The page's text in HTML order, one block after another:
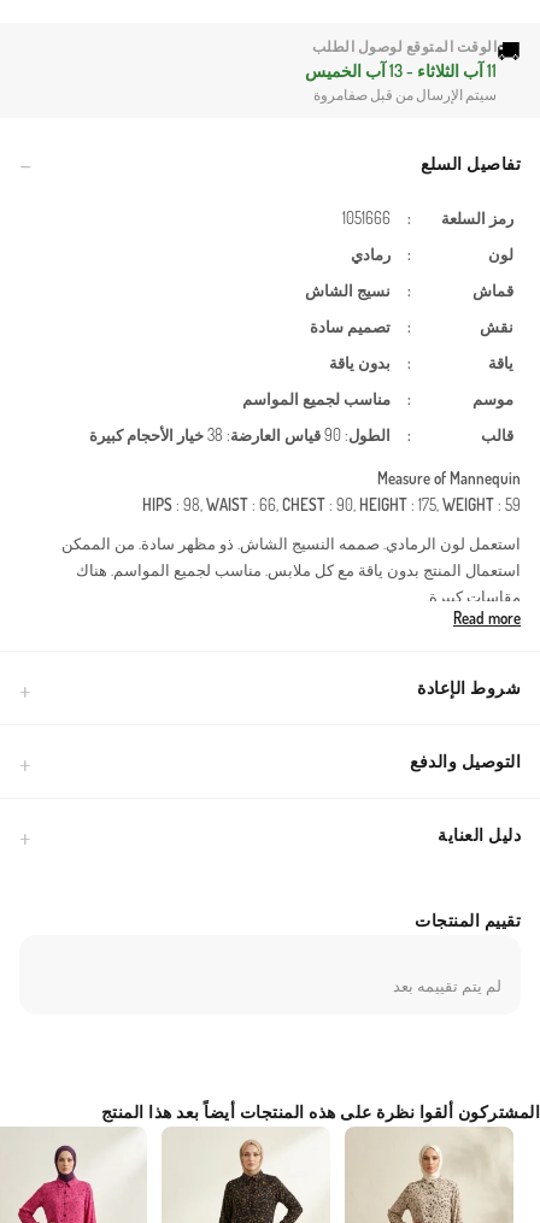
🚚الوقت المتوقع لوصول الطلب
11 آب الثلاثاء - 13 آب الخميس
سيتم الإرسال من قبل صفامروة
تفاصيل السلع
رمز السلعة :
1051666
لون
:
رمادي
قماش
:
نسيج الشاش
نقش
:
تصميم سادة
ياقة
:
بدون ياقة
موسم
:
مناسب لجميع المواسم
قالب
: الطول: 90 قياس العارضة: 38 خيار الأحجام كبيرة
Measure of Mannequin
HIPS: 98,WAIST: 66,CHEST: 90, HEIGHT: 175,WEIGHT: 59
استعمل لون الرمادي. صممه النسيج الشاش. ذو مظهر سادة. من الممكن
استعمال المنتج بدون ياقة مع كل ملابس. مناسب لجميع المواسم. هناك
مقاسات كبيرة.
يُعد هذا التصميم حجر الزاوية في الأزياء المحتشمة الحديثة، حيث تم تطويره
(المزدوج) بقوامها المتماسك ومتانتها العالية. تحافظ البنية الفريدة للقماش على
شكلها طوال اليوم، وتقاوم التجاعيد، ولا تقيد حرية حركتك.مميزات القماش: تم
المطاطية المرنة عند أطراف الأكمام سهولة في الاستخدام وتمنع انزلاق الأكمام
للاستخدام في جميع الفصول بفضل نسيجه الذي يسمح بمرور الهواء.يمكنكِ
بالإكسسوارات. يُنصح بالغسل في درجات حرارة منخفضة لضمان الاستخدام
Read more
شروط الإعادة
التوصيل والدفع
دليل العناية
تقييم المنتجات
لم يتم تقييمه بعد
المشتركون ألقوا نظرة على هذه المنتجات أيضاً بعد هذا المنتج